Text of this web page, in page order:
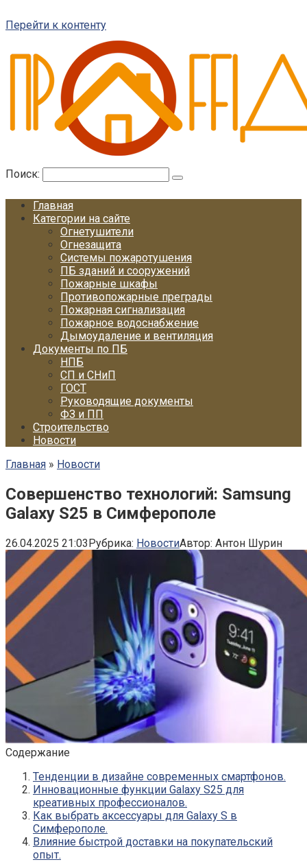
Перейти к контенту
Поиск:
Главная
Категории на сайте
Огнетушители
Огнезащита
Системы пожаротушения
ПБ зданий и сооружений
Пожарные шкафы
Противопожарные преграды
Пожарная сигнализация
Пожарное водоснабжение
Дымоудаление и вентиляция
Документы по ПБ
НПБ
СП и СНиП
ГОСТ
Руководящие документы
ФЗ и ПП
Строительство
Новости
Главная » Новости
Совершенство технологий: Samsung
Galaxy S25 в Симферополе
26.04.2025 21:03Рубрика: НовостиАвтор: Антон Шурин
Содержание
Тенденции в дизайне современных смартфонов.
Инновационные функции Galaxy S25 для
креативных профессионалов.
Как выбрать аксессуары для Galaxy S в
Симферополе.
Влияние быстрой доставки на покупательский
опыт.